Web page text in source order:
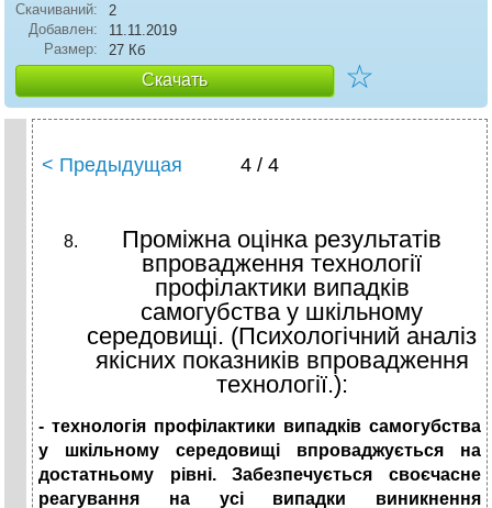
Скачиваний:
2
Добавлен:
11.11.2019
Размер:
27 Кб
Скачать ☆
< Предыдущая 4 / 4
Проміжна оцінка результатів
впровадження технології
профілактики випадків
самогубства у шкільному
середовищі. (Психологічний аналіз
якісних показників впровадження
технології.):
- технологія профілактики випадків самогубства
у шкільному середовищі впроваджується на
достатньому рівні. Забезпечується своєчасне
реагування на усі випадки виникнення